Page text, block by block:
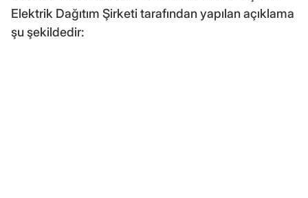
Elektrik Dağıtım Şirketi tarafından yapılan açıklama
şu şekildedir: